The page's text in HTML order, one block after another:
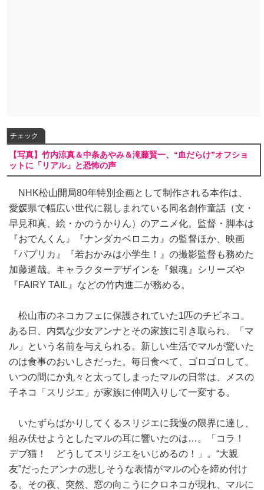
チェック
【写真】竹内涼真＆中条あやみ＆滝藤賢一、“血だらけ”オフショ
ットに「リアル」と恐怖の声
NHK松山開局80年特別企画として制作される本作は、
愛媛県で幅広い世代に親しまれている同名創作童話（文・
早見和真、絵・かのうかりん）のアニメ化。監督・脚本は
『おでんくん』『ナンダカベロニカ』の監督ほか、映画
『パプリカ』『若おかみは小学生！』の撮影監督も務めた
加藤道哉。キャラクターデザインを『銀魂』シリーズや
『FAIRY TAIL』などの竹内進二が務める。
松山市のネコカフェに保護されていた1匹のチビネコ。
ある日、内気な少女アンナとその家族に引き取られ、「マ
ル」という名前を与えられる。新しい生活でマルが驚いた
のは食事のおいしさだった。毎日食べて、ゴロゴロして。
いつの間にか丸々と太ってしまったマルの日常は、メスの
子ネコ「スリジエ」が家族に仲間入りして一変する。
いたずらばかりしてくるスリジエに我慢の限界に達し、
組み伏せようとしたマルの耳に響いたのは…。「コラ！
デブ猫！ どうしてスリジエをいじめるの！」。“大親
友”だったアンナの悲しそうな表情がマルの心を締め付け
る。その夜、突然、窓の向こうにクロネコが現れ、マルに